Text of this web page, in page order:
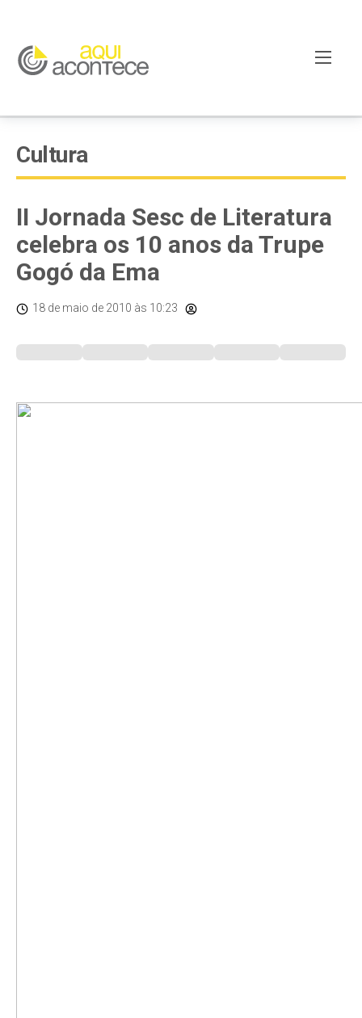
Cultura
II Jornada Sesc de Literatura
celebra os 10 anos da Trupe
Gogó da Ema
18 de maio de 2010 às 10:23